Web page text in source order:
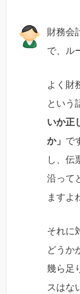
財務会
で、ル
よく財
という
いか正
か」 で
し、伝
沿って
ますよ
それに
どうか
幾ら足
スはな